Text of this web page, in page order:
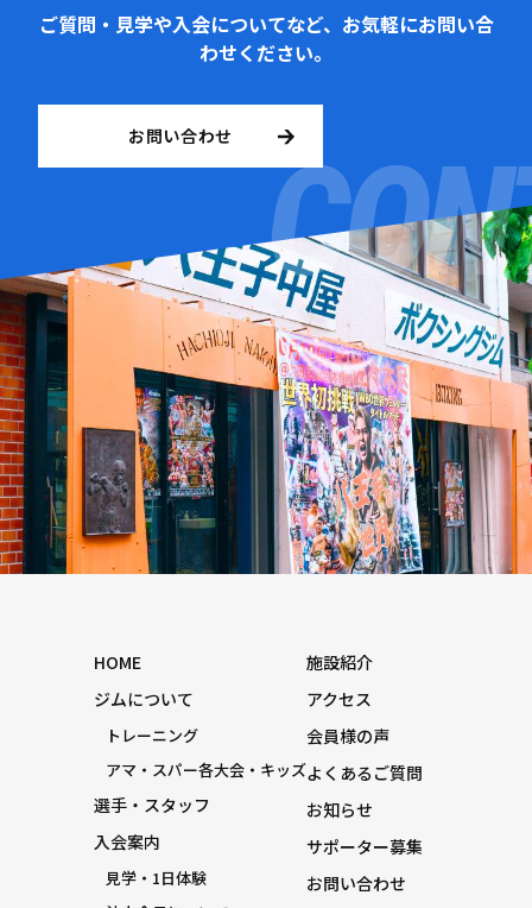
ご質問・見学や入会についてなど、お気軽にお問い合
わせください。
お問い合わせ
HOME
ジムについて
トレーニング
アマ・スパー各大会・キッズ
選手・スタッフ
入会案内
見学・1日体験
施設紹介
アクセス
会員様の声
よくあるご質問
お知らせ
サポーター募集
お問い合わせ